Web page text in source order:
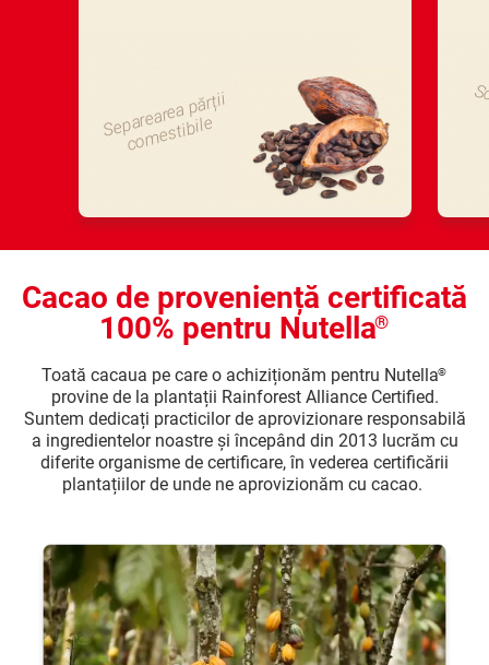
S
e
p
ar
e
ar
e
a
p
ărții
c
o
m
e
sti
bil
e
Cacao de proveniență certificată
100% pentru Nutella®
Toată cacaua pe care o achiziționăm pentru Nutella®
provine de la plantații Rainforest Alliance Certified.
Suntem dedicați practicilor de aprovizionare responsabilă
a ingredientelor noastre și începând din 2013 lucrăm cu
diferite organisme de certificare, în vederea certificării
plantațiilor de unde ne aprovizionăm cu cacao.